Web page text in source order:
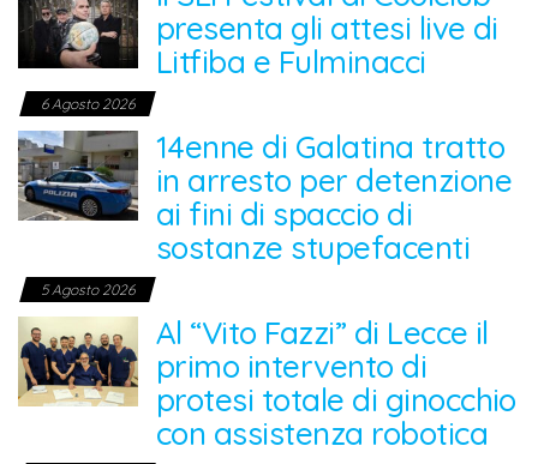
presenta gli attesi live di
Litfiba e Fulminacci
6 Agosto 2026
14enne di Galatina tratto
in arresto per detenzione
ai fini di spaccio di
sostanze stupefacenti
5 Agosto 2026
Al “Vito Fazzi” di Lecce il
primo intervento di
protesi totale di ginocchio
con assistenza robotica